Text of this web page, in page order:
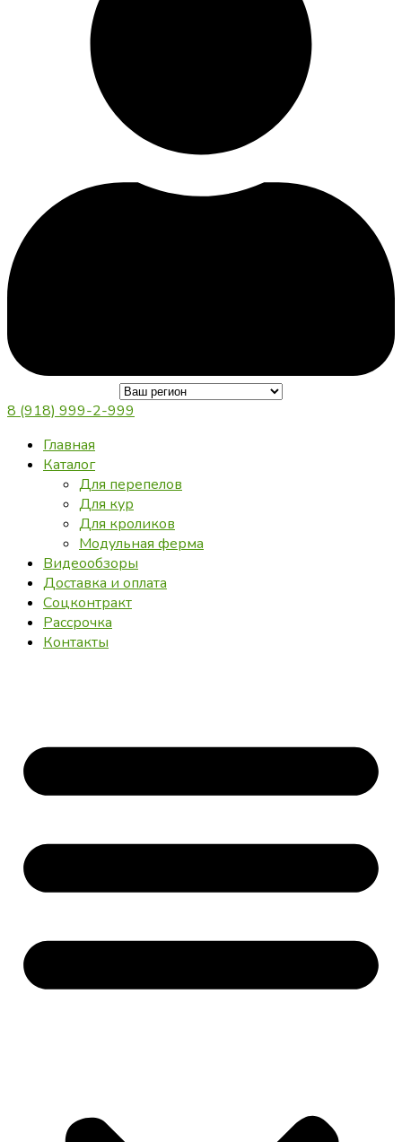
8 (918) 999-2-999
Главная
Каталог
Для перепелов
Для кур
Для кроликов
Модульная ферма
Видеообзоры
Доставка и оплата
Соцконтракт
Рассрочка
Контакты